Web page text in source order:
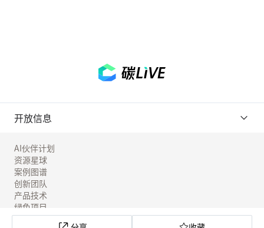
开放信息
AI伙伴计划
资源星球
案例图谱
创新团队
产品技术
绿色项目
工具实验室